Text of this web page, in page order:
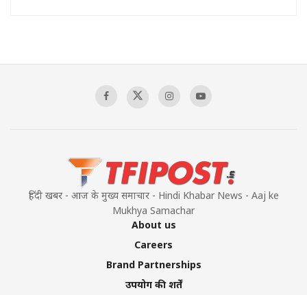
हिंदी खबर - आज के मुख्य समाचार - Hindi Khabar News - Aaj ke
Mukhya Samachar
About us
Careers
Brand Partnerships
उपयोग की शर्तें